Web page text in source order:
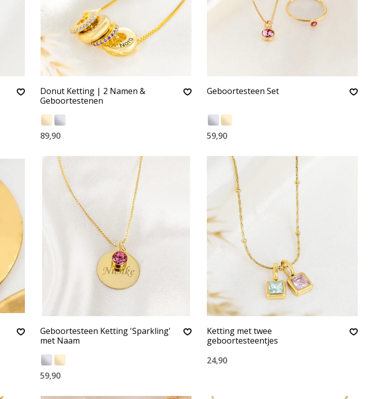
Donut Ketting | 2 Namen &
Geboortestenen
89,90
Geboortesteen Set
59,90
Geboortesteen Ketting 'Sparkling'
met Naam
59,90
Ketting met twee
geboortesteentjes
24,90